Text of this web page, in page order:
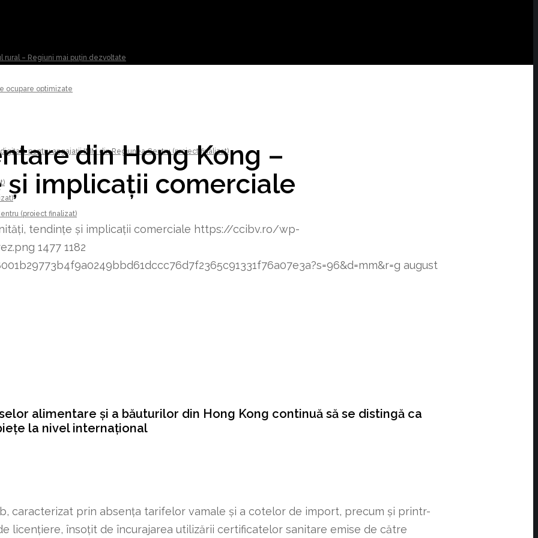
rural – Regiuni mai puțin dezvoltate
ocupare optimizate
pentru angajații IMM din Regiunea Centru (proiect finalizat)
(proiect finalizat)
din Hong Kong –
implicații comerciale
tendințe și implicații comerciale https://ccibv.ro/wp-
1477 1182
august
alimentare și a băuturilor din Hong Kong continuă să se distingă ca
la nivel internațional
caracterizat prin absența tarifelor vamale și a cotelor de import, precum și printr-
licențiere, însoțit de încurajarea utilizării certificatelor sanitare emise de către